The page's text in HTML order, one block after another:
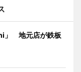
」 地元店が鉄板